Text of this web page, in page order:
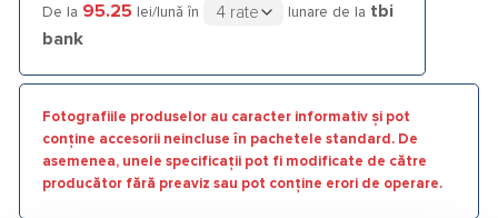
De la 95.25 lei/lună în lunare de la tbi
bank
Fotografiile produselor au caracter informativ și pot
conține accesorii neincluse în pachetele standard. De
asemenea, unele specificații pot fi modificate de către
producător fără preaviz sau pot conține erori de operare.